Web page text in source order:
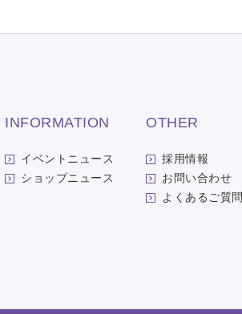
INFORMATION
イベントニュース
ショップニュース
OTHER
採用情報
お問い合わせ
よくあるご質問